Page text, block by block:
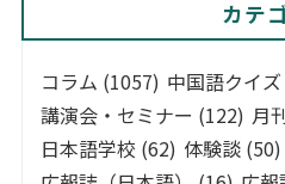
カテ
コラム (1057) 中国語クイ
講演会・セミナー (122) 月
日本語学校 (62) 体験談 (50)